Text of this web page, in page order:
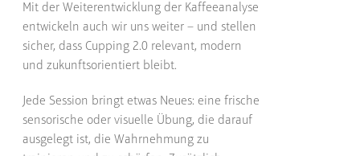
Mit der Weiterentwicklung der Kaffeeanalyse
entwickeln auch wir uns weiter – und stellen
sicher, dass Cupping 2.0 relevant, modern
und zukunftsorientiert bleibt.
Jede Session bringt etwas Neues: eine frische
sensorische oder visuelle Übung, die darauf
ausgelegt ist, die Wahrnehmung zu